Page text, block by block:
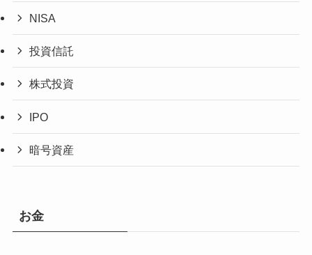
NISA
投資信託
株式投資
IPO
暗号資産
お金